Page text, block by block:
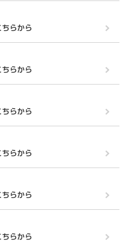
らから
らから
らから
らから
らから
らから